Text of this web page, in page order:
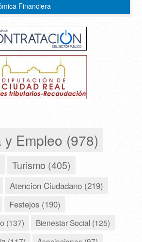
Financiera
Empleo (978)
Turismo (405)
Atencion Ciudadano (219)
Festejos (190)
(137)
Bienestar Social (125)